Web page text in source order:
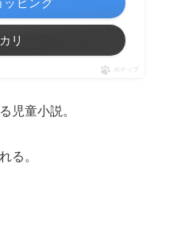
ッピング
リ
ポチップ
児童小説。
る。